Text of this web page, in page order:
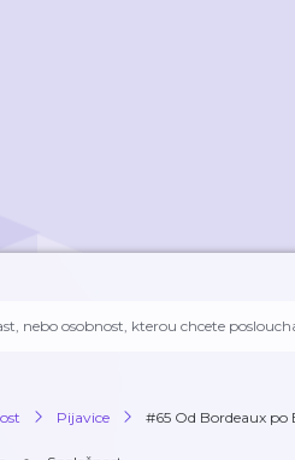
Pijavice #65 Od Bordeaux po